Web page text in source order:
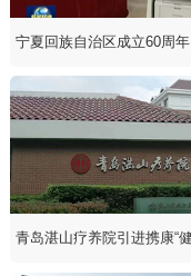
宁夏回族自治区成立60周年